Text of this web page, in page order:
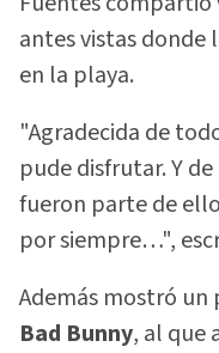
antes vistas donde
en la playa.
"Agradecida de
pude disfrutar. Y
fueron parte de
por siempre…",
Además mostró
Bad Bunny, al que